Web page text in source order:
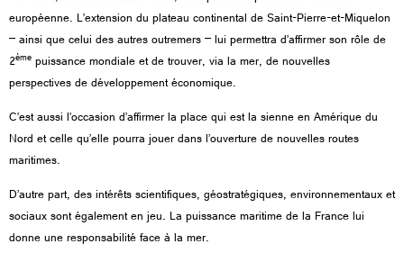
européenne. L’extension du plateau continental de Saint-Pierre-et-Miquelon
– ainsi que celui des autres outremers – lui permettra d’affirmer son rôle de
2èmepuissance mondiale et de trouver, via la mer, de nouvelles
perspectives de développement économique.
C’est aussi l’occasion d’affirmer la place qui est la sienne en Amérique du
Nord et celle qu’elle pourra jouer dans l’ouverture de nouvelles routes
maritimes.
D’autre part, des intérêts scientifiques, géostratégiques, environnementaux et
sociaux sont également en jeu. La puissance maritime de la France lui
donne une responsabilité face à la mer.